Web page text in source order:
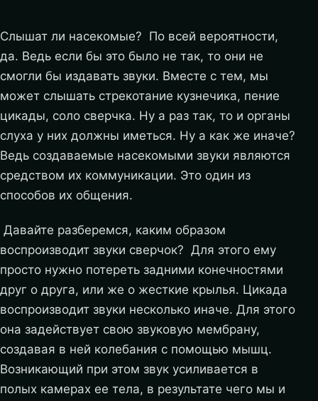
Слышат ли насекомые? По всей вероятности,
да. Ведь если бы это было не так, то они не
смогли бы издавать звуки. Вместе с тем, мы
может слышать стрекотание кузнечика, пение
цикады, соло сверчка. Ну а раз так, то и органы
слуха у них должны иметься. Ну а как же иначе?
Ведь создаваемые насекомыми звуки являются
средством их коммуникации. Это один из
способов их общения.
Давайте разберемся, каким образом
воспроизводит звуки сверчок? Для этого ему
просто нужно потереть задними конечностями
друг о друга, или же о жесткие крылья. Цикада
воспроизводит звуки несколько иначе. Для этого
она задействует свою звуковую мембрану,
создавая в ней колебания с помощью мышц.
Возникающий при этом звук усиливается в
полых камерах ее тела, в результате чего мы и